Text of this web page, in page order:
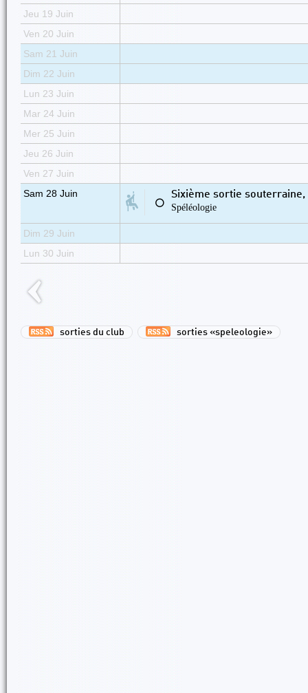
Jeu 19 Juin
Ven 20 Juin
Sam 21 Juin
Dim 22 Juin
Lun 23 Juin
Mar 24 Juin
Mer 25 Juin
Jeu 26 Juin
Ven 27 Juin
Sam 28 Juin
⚪
Sixième sortie souterraine,
Spéléologie
Dim 29 Juin
Lun 30 Juin
sorties du club sorties «speleologie»